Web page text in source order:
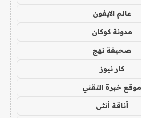
عالم الايفون
مدونة كوكان
صحيفة نهج
كار نيوز
موقع خبرة التقني
أناقة أنثى